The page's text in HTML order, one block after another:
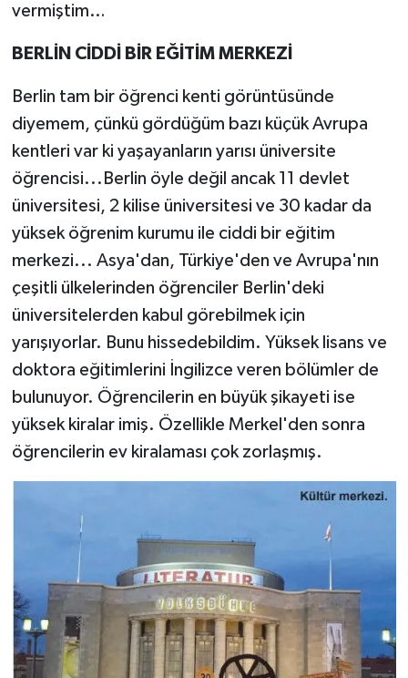
vermiştim…
BERLİN CİDDİ BİR EĞİTİM MERKEZİ
Berlin tam bir öğrenci kenti görüntüsünde
diyemem, çünkü gördüğüm bazı küçük Avrupa
kentleri var ki yaşayanların yarısı üniversite
öğrencisi...Berlin öyle değil ancak 11 devlet
üniversitesi, 2 kilise üniversitesi ve 30 kadar da
yüksek öğrenim kurumu ile ciddi bir eğitim
merkezi... Asya'dan, Türkiye'den ve Avrupa'nın
çeşitli ülkelerinden öğrenciler Berlin'deki
üniversitelerden kabul görebilmek için
yarışıyorlar. Bunu hissedebildim. Yüksek lisans ve
doktora eğitimlerini İngilizce veren bölümler de
bulunuyor. Öğrencilerin en büyük şikayeti ise
yüksek kiralar imiş. Özellikle Merkel'den sonra
öğrencilerin ev kiralaması çok zorlaşmış.